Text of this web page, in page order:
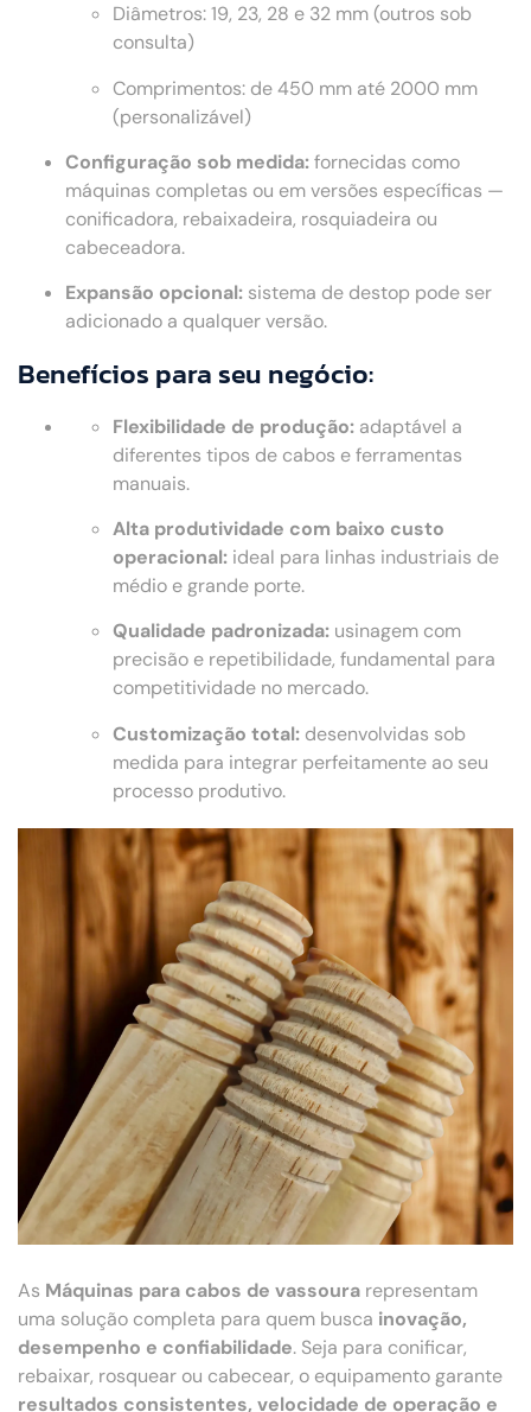
Diâmetros: 19, 23, 28 e 32 mm (outros sob
consulta)
Comprimentos: de 450 mm até 2000 mm
(personalizável)
Configuração sob medida:fornecidas como
máquinas completas ou em versões específicas —
conificadora, rebaixadeira, rosquiadeira ou
cabeceadora.
Expansão opcional: sistema de destop pode ser
adicionado a qualquer versão.
Benefícios para seu negócio:
Flexibilidade de produção: adaptável a
diferentes tipos de cabos e ferramentas
manuais.
Alta produtividade com baixo custo
operacional: ideal para linhas industriais de
médio e grande porte.
Qualidade padronizada: usinagem com
precisão e repetibilidade, fundamental para
competitividade no mercado.
Customização total: desenvolvidas sob
medida para integrar perfeitamente ao seu
processo produtivo.
As Máquinas para cabos de vassoura representam
uma solução completa para quem busca inovação,
desempenho e confiabilidade. Seja para conificar,
rebaixar, rosquear ou cabecear, o equipamento garante
resultados consistentes, velocidade de operação e